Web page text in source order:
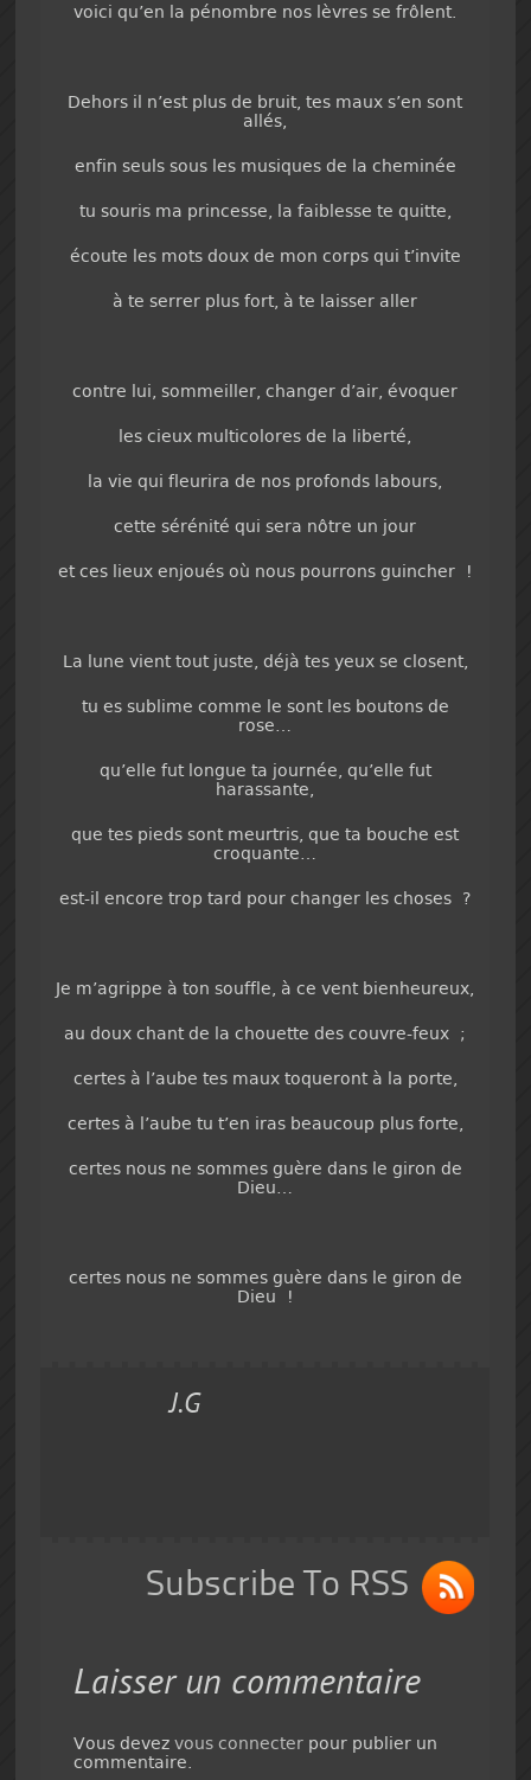
voici qu’en la pénombre nos lèvres se frôlent.
Dehors il n’est plus de bruit, tes maux s’en sont
allés,
enfin seuls sous les musiques de la cheminée
tu souris ma princesse, la faiblesse te quitte,
écoute les mots doux de mon corps qui t’invite
à te serrer plus fort, à te laisser aller
contre lui, sommeiller, changer d’air, évoquer
les cieux multicolores de la liberté,
la vie qui fleurira de nos profonds labours,
cette sérénité qui sera nôtre un jour
et ces lieux enjoués où nous pourrons guincher !
La lune vient tout juste, déjà tes yeux se closent,
tu es sublime comme le sont les boutons de
rose…
qu’elle fut longue ta journée, qu’elle fut
harassante,
que tes pieds sont meurtris, que ta bouche est
croquante…
est-il encore trop tard pour changer les choses ?
Je m’agrippe à ton souffle, à ce vent bienheureux,
au doux chant de la chouette des couvre-feux ;
certes à l’aube tes maux toqueront à la porte,
certes à l’aube tu t’en iras beaucoup plus forte,
certes nous ne sommes guère dans le giron de
Dieu…
certes nous ne sommes guère dans le giron de
Dieu !
J.G
Subscribe To RSS
Laisser un commentaire
Vous devez vous connecterpour publier un
commentaire.